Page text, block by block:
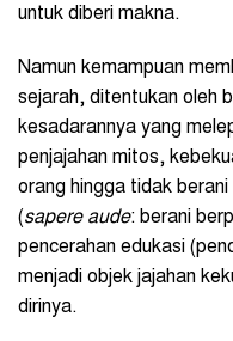
untuk diberi makna.
Namun kemampuan
sejarah, ditentukan oleh
kesadarannya yang
penjajahan mitos,
orang hingga tidak
(sapere aude: berani
pencerahan edukasi
menjadi objek jajahan
dirinya.